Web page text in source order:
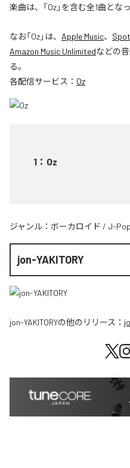
楽曲は、「Oz」を含む全1曲とな
なお「Oz」は、 Apple Music、
Amazon Music Unlimitedなどの
る。
各配信サービス： Oz
1 ： Oz
ジャンル： ボーカロイド / J-Pop
jon-YAKITORY
jon-YAKITORYの他のリリース：